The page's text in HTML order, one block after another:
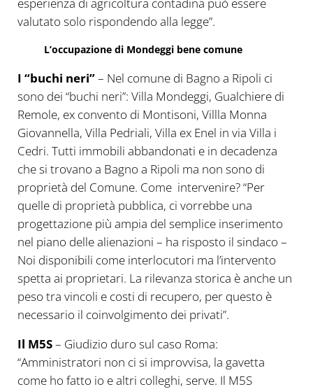
valutato solo rispondendo alla legge”.
L’occupazione di Mondeggi bene comune
I “buchi neri”– Nel comune di Bagno a Ripoli ci
sono dei “buchi neri”: Villa Mondeggi, Gualchiere di
Remole, ex convento di Montisoni, Villla Monna
Giovannella, Villa Pedriali, Villa ex Enel in via Villa i
Cedri. Tutti immobili abbandonati e in decadenza
che si trovano a Bagno a Ripoli ma non sono di
proprietà del Comune. Come intervenire? “Per
quelle di proprietà pubblica, ci vorrebbe una
progettazione più ampia del semplice inserimento
nel piano delle alienazioni – ha risposto il sindaco –
Noi disponibili come interlocutori ma l’intervento
spetta ai proprietari. La rilevanza storica è anche un
peso tra vincoli e costi di recupero, per questo è
necessario il coinvolgimento dei privati”.
Il M5S– Giudizio duro sul caso Roma:
“Amministratori non ci si improvvisa, la gavetta
come ho fatto io e altri colleghi, serve. Il M5S